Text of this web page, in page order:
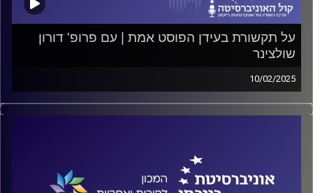
על תקשורת בעידן הפוסט אמת | עם פרופ' דורון
שולצינר
10/02/2025
פודקאסט המכון לחירות ואחריות באוניברסיטת רייכמן
רוצים להיות "סלבריטיז"? על כל אלה ועוד ישוחח ד"ר חיים
וייצמן עם פרופ' דורון שולצינר